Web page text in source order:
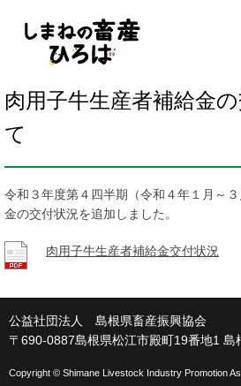
肉用子牛生産者補給金
て
令和３年度第４四半期（令和４年１月～
金の交付状況を追加しました。
肉用子牛生産者補給金交付状況
公益社団法人 島根県畜産振興協会
〒690-0887島根県松江市殿町19番地1 島
Copyright © Shimane Livestock Industry Promotion